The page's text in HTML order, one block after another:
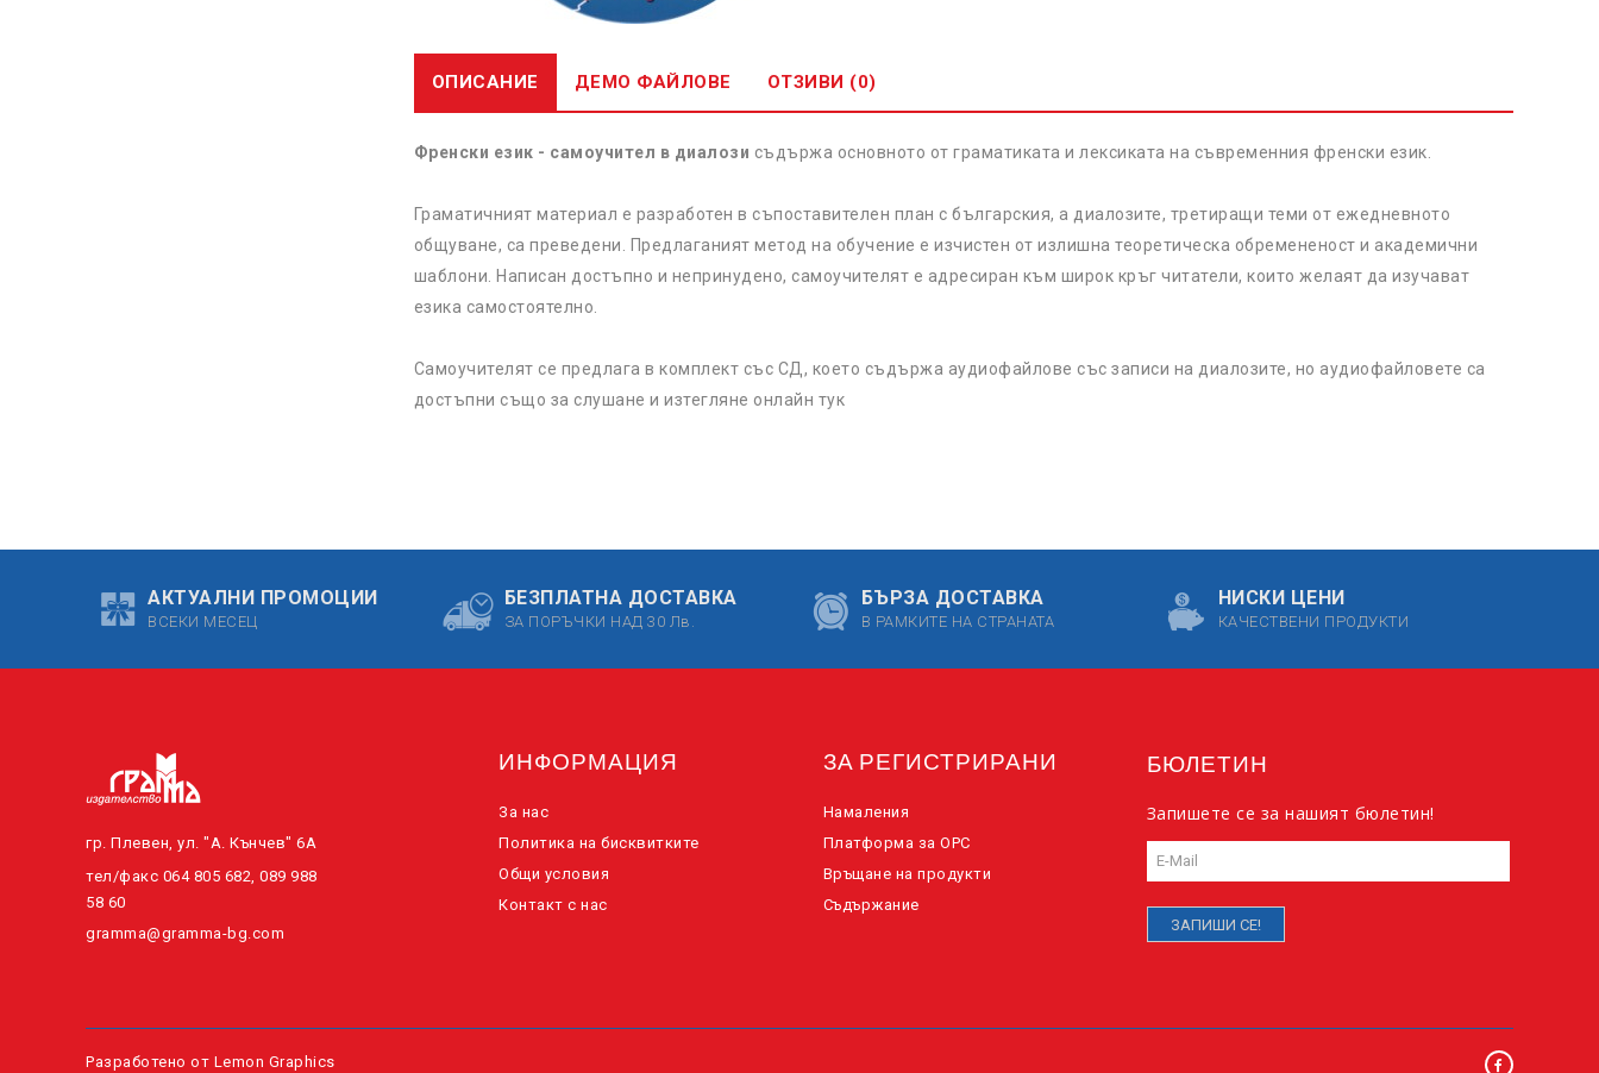
ОПИСАНИЕ ДЕМО ФАЙЛОВЕ ОТЗИВИ (0)
Френски език - самоучител в диалози съдържа основното от граматиката и лексиката на съвременния френски език.
Граматичният материал е разработен в съпоставителен план с българския, а диалозите, третиращи теми от ежедневното
общуване, са преведени. Предлаганият метод на обучение е изчистен от излишна теоретическа обремененост и академични
шаблони. Написан достъпно и непринудено, самоучителят е адресиран към широк кръг читатели, които желаят да изучават
езика самостоятелно.
Самоучителят се предлага в комплект със СД, което съдържа аудиофайлове със записи на диалозите, но аудиофайловете са
достъпни също за слушане и изтегляне онлайн тук
АКТУАЛНИ ПРОМОЦИИ
ВСЕКИ МЕСЕЦ
БЕЗПЛАТНА ДОСТАВКА
ЗА ПОРЪЧКИ НАД 30 Лв.
БЪРЗА ДОСТАВКА
В РАМКИТЕ НА СТРАНАТА
НИСКИ ЦЕНИ
КАЧЕСТВЕНИ ПРОДУКТИ
гр. Плевен, ул. "А. Кънчев" 6А
тел/факс 064 805 682, 089 988
58 60
gramma@gramma-bg.com
ИНФОРМАЦИЯ
За нас
Политика на бисквитките
Общи условия
Контакт с нас
ЗА РЕГИСТРИРАНИ
Намаления
Платформа за ОРС
Връщане на продукти
Съдържание
БЮЛЕТИН
Запишете се за нашият бюлетин!
ЗАПИШИ СЕ!
Разработено от Lemon Graphics